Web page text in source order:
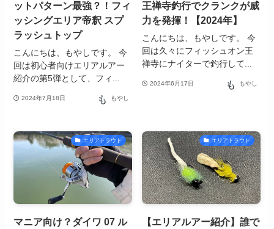
ットパターン最強？！フィ
ッシングエリア帝釈 スプ
ラッシュトップ
こんにちは、もやしです。 今
回は初心者向けエリアルアー
紹介の第5弾として、フィ...
2024年7月18日 もやし
王禅寺釣行でクランクが威
力を発揮！【2024年】
こんにちは、もやしです。 今
回は久々にフィッシュオン王
禅寺にナイターで釣行して...
2024年6月17日 もやし
エリアトラウト
マニア向け？ダイワ 07 ル
エリアトラウト
【エリアルアー紹介】誰で